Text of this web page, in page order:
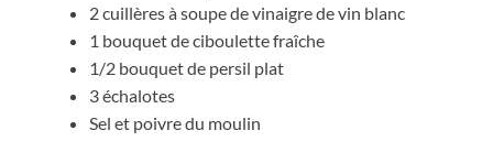
2 cuillères à soupe de vinaigre de vin blanc
1 bouquet de ciboulette fraîche
1/2 bouquet de persil plat
3 échalotes
Sel et poivre du moulin